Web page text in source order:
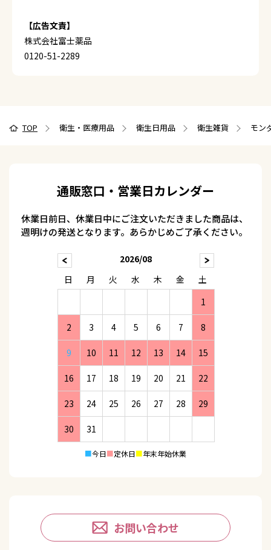
【広告文責】
株式会社富士薬品
0120-51-2289
TOP 衛生・医療用品 衛生日用品 衛生雑貨 モン
通販窓口・営業日カレンダー
休業日前日、休業日中にご注文いただきました商品は、
週明けの発送となります。あらかじめご了承ください。
2026/08
日
月 火 水 木 金
土
1
2 3 4 5 6 7 8
9 10 11 12 13 14 15
16 17 18 19 20 21 22
23 24 25 26 27 28 29
30 31
■今日■定休日■年末年始休業
お問い合わせ